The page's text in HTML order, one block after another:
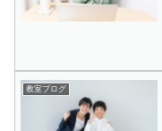
教室ブログ